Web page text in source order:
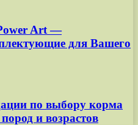
Art —
для Вашего
по выбору корма
и возрастов